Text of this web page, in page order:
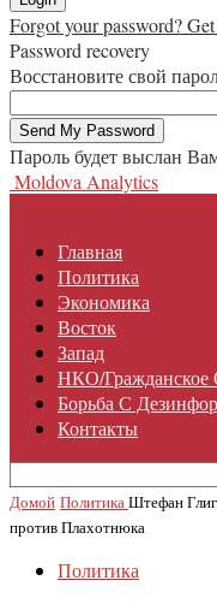
Forgot your password?
Password recovery
Восстановите свой
Пароль будет выслан
Moldova Analytics
Главная
Политика
Экономика
Восток
Запад
НКО/гражданское
Борьба С
Контакты
Домой ПолитикаШтефан
против Плахотнюка
Политика